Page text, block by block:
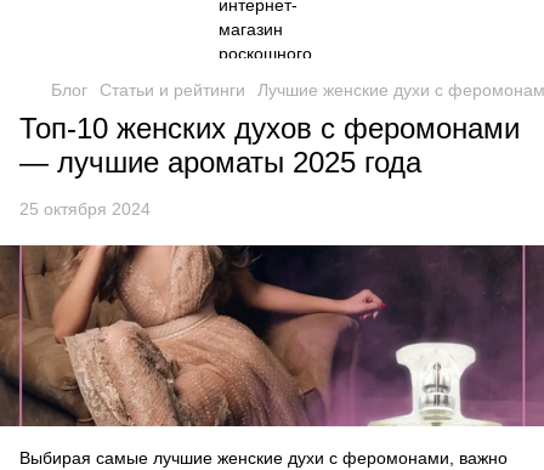
Блог Статьи и рейтинги Лучшие женские духи с
Топ-10 женских духов с феромонами
— лучшие ароматы 2025 года
25 октября 2024
Выбирая самые лучшие женские духи с феромонами, важно